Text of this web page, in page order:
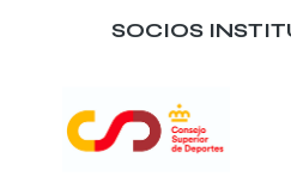
SOCIOS